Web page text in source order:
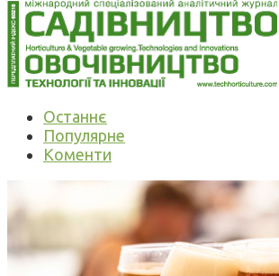
Останнє
Популярне
Коменти